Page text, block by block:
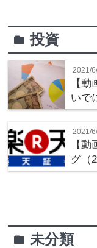
folder投資
2021/
【
いで
2021/
【
グ（
folder未分類